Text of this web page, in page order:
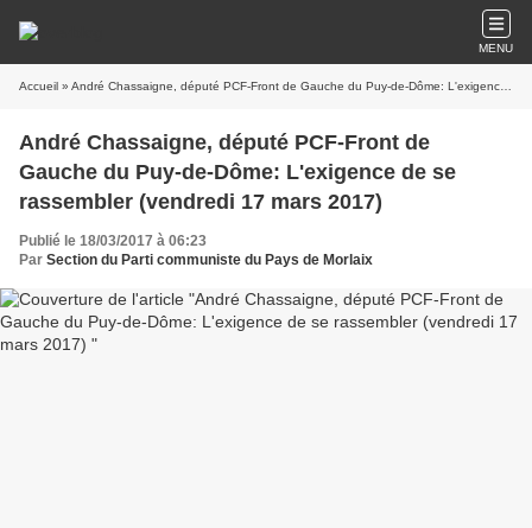
MENU
Accueil » André Chassaigne, député PCF-Front de Gauche du Puy-de-Dôme: L'exigence de se rassembler (vendredi 17 mars 2017)
André Chassaigne, député PCF-Front de
Gauche du Puy-de-Dôme: L'exigence de se
rassembler (vendredi 17 mars 2017)
Publié le 18/03/2017 à 06:23
Par Section du Parti communiste du Pays de Morlaix